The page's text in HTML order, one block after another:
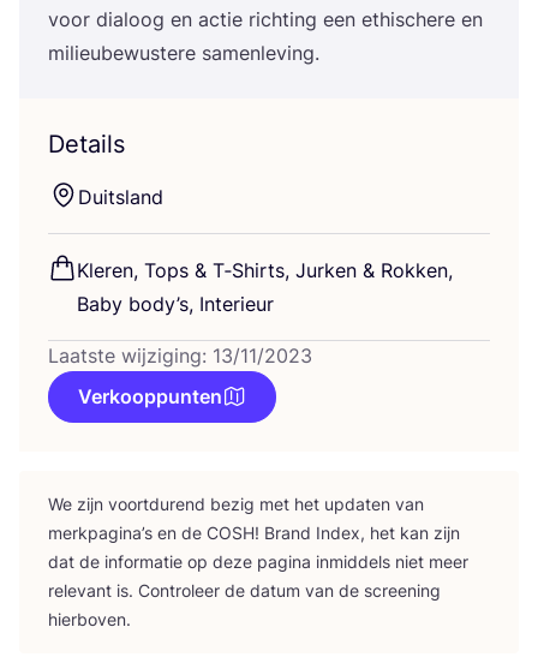
voor dia­loog en actie rich­ting een ethi­sche­re en
mili­eu­be­wus­te­re samenleving.
Details
Duits­land
Kle­ren, Tops & T‑Shirts, Jur­ken & Rok­ken,
Baby body­’s, Interieur
Laatste wijziging: 13/11/2023
Verkooppunten
We zijn voort­du­rend bezig met het upda­ten van
merk­pa­gi­na’s en de COSH! Brand Index, het kan zijn
dat de infor­ma­tie op deze pagi­na inmid­dels niet meer
rele­vant is. Con­tro­leer de datum van de scree­ning
hierboven.